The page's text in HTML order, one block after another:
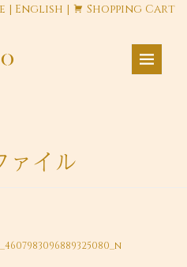
| English | Shopping Cart
ァイル